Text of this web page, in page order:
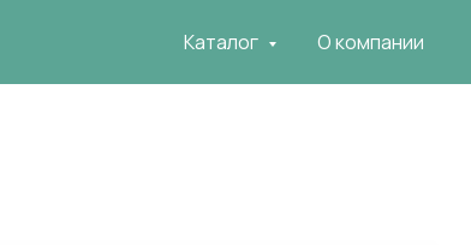
Каталог О компании